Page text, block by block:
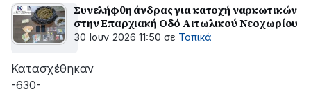
Συνελήφθη άνδρας για κατοχή ναρκωτικών
στην Επαρχιακή Οδό Αιτωλικού Νεοχωρίου
30 Ιουν 2026 11:50 σε Τοπικά
Κατασχέθηκαν
-630-